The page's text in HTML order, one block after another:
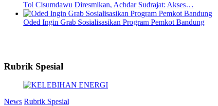
Tol Cisumdawu Diresmikan, Achdar Sudrajat: Akses…
Oded Ingin Grab Sosialisasikan Program Pemkot Bandung
Rubrik Spesial
News Rubrik Spesial